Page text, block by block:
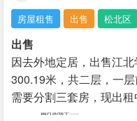
房屋租售 出售 松北区
出售
因去外地定居，出售江
300.19米，共二层，一
需要分割三套房，现出